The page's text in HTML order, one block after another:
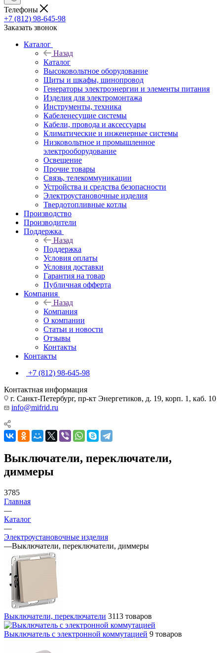
Телефоны
+7 (812) 98-645-98
Заказать звонок
Каталог
Назад
Каталог
Высоковольтное оборудование
Щиты и шкафы, шинопровод
Генераторы электроэнергии и элементы питания
Изделия для электромонтажа
Инструменты, техника
Кабеленесущие системы
Кабели, провода и аксессуары
Климатические и инженерные системы
Низковольтное и промышленное
электрооборудование
Освещение
Прочие товары
Связь, телекоммуникации
Устройства и средства безопасности
Электроустановочные изделия
Твердотопливные котлы
Производство
Производители
Поддержка
Назад
Поддержка
Условия оплаты
Условия доставки
Гарантия на товар
Публичная офферта
Компания
Назад
Компания
О компании
Статьи и новости
Отзывы
Контакты
Контакты
+7 (812) 98-645-98
Контактная информация
г. Санкт-Петербург, пр-кт Энергетиков, д. 19, корп. 1, каб. 10
info@mifrid.ru
Выключатели, переключатели,
диммеры
3785
Главная
—
Каталог
—
Электроустановочные изделия
—Выключатели, переключатели, диммеры
Выключатели, переключатели 3113 товаров
Выключатель с электронной коммутацией 9 товаров